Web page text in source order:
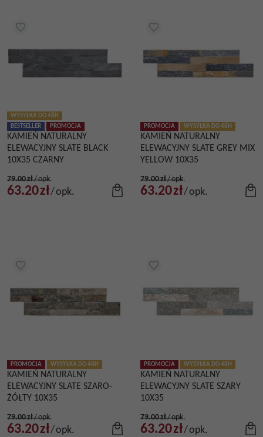
BESTSELLER PROMOCJA
WYSYŁKA DO 48H
KAMIEŃ NATURALNY
ELEWACYJNY SLATE BLACK
10X35 CZARNY
79.00zł/opk.
63.20zł/opk.
PROMOCJA WYSYŁKA DO 48H
KAMIEŃ NATURALNY
ELEWACYJNY SLATE GREY MIX
YELLOW 10X35
79.00zł/opk.
63.20zł/opk.
PROMOCJA WYSYŁKA DO 48H
KAMIEŃ NATURALNY
ELEWACYJNY SLATE SZARO-
ŻÓŁTY 10X35
79.00zł/opk.
63.20zł/opk.
PROMOCJA WYSYŁKA DO 48H
KAMIEŃ NATURALNY
ELEWACYJNY SLATE SZARY
10X35
79.00zł/opk.
63.20zł/opk.